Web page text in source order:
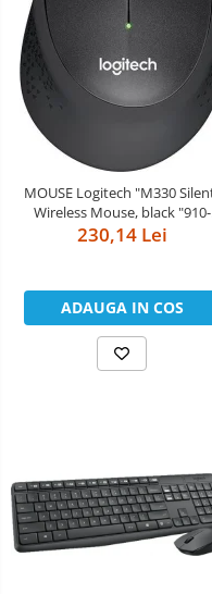
MOUSE Logitech "M330 Silent"
Wireless Mouse, black "910-
004909" (include timbru verde230,14 Lei
ADAUGA IN COS